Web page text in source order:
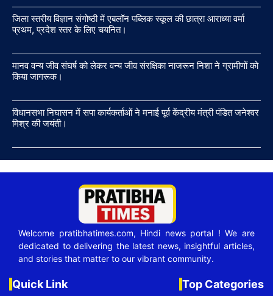
जिला स्तरीय विज्ञान संगोष्ठी में एबलॉन पब्लिक स्कूल की छात्रा आराध्या वर्मा
प्रथम, प्रदेश स्तर के लिए चयनित।
मानव वन्य जीव संघर्ष को लेकर वन्य जीव संरक्षिका नाजरून निशा ने ग्रामीणों को
किया जागरूक।
विधानसभा निघासन में सपा कार्यकर्ताओं ने मनाई पूर्व केंद्रीय मंत्री पंडित जनेश्वर
मिश्र की जयंती।
Welcome pratibhatimes.com, Hindi news portal ! We are
dedicated to delivering the latest news, insightful articles,
and stories that matter to our vibrant community.
Quick Link Top Categories